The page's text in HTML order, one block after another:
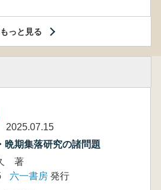
もっと見る
晩期集落研究の諸問題
著
六一書房 発行